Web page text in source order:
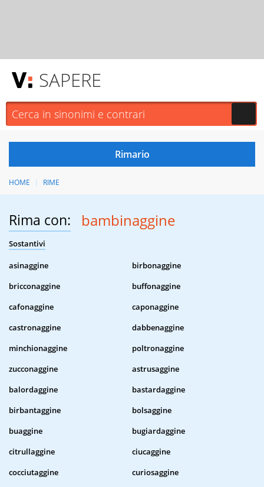
SAPERE
HOME RIME
Rima con: bambinaggine
Sostantivi
asinaggine
birbonaggine
bricconaggine
buffonaggine
cafonaggine
caponaggine
castronaggine
dabbenaggine
minchionaggine
poltronaggine
zucconaggine
astrusaggine
balordaggine
bastardaggine
birbantaggine
bolsaggine
buaggine
bugiardaggine
citrullaggine
ciucaggine
cocciutaggine
curiosaggine